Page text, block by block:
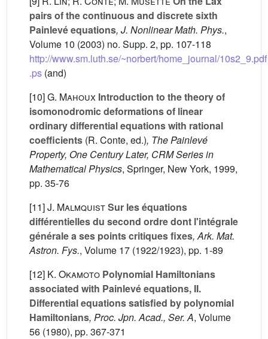
pairs of the continuous and discrete sixth
Painlevé equations, J. Nonlinear Math. Phys.,
Volume 10 (2003) no. Supp. 2, pp. 107-118
http://www.sm.luth.se/~norbert/home_journal/10s2_9.pdf
.ps (and)
[10]G. Mahoux Introduction to the theory of
isomonodromic deformations of linear
ordinary differential equations with rational
coefficients (R. Conte, ed.), The Painlevé
Property, One Century Later, CRM Series in
Mathematical Physics, Springer, New York, 1999,
pp. 35-76
[11]J. MalmquistSur les équations
différentielles du second ordre dont l'intégrale
générale a ses points critiques fixes, Ark. Mat.
Astron. Fys., Volume 17 (1922/1923), pp. 1-89
[12] K. Okamoto Polynomial Hamiltonians
associated with Painlevé equations, II.
Differential equations satisfied by polynomial
Hamiltonians, Proc. Jpn. Acad., Ser. A, Volume
56 (1980), pp. 367-371